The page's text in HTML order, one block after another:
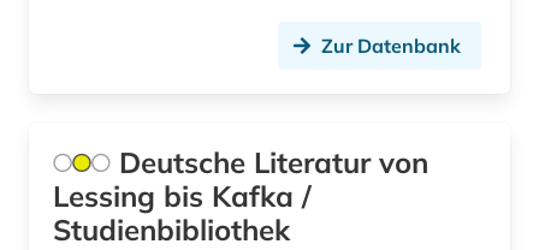
Zur Datenbank
Deutsche Literatur von
Lessing bis Kafka /
Studienbibliothek